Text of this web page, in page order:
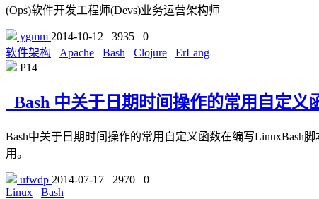
(Ops)软件开发工程师(Devs)业务运营架构师
ygmm 2014-10-12 3935
0
软件架构
Apache Bash Clojure
ErLang
P14
Bash 中关于日期时间操作的常用自定义
Bash中关于日期时间操作的常用自定义函数在编写LinuxBash
用。
ufwdp 2014-07-17 2970
0
Linux
Bash